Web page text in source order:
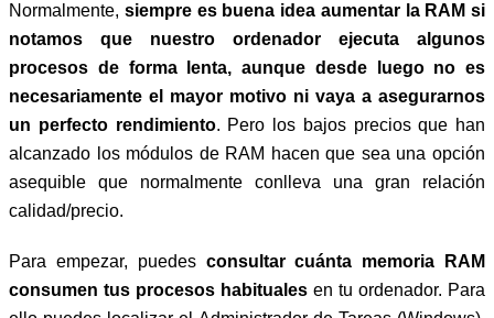
Normalmente, siempre es buena idea aumentar la RAM si
notamos que nuestro ordenador ejecuta algunos
procesos de forma lenta, aunque desde luego no es
necesariamente el mayor motivo ni vaya a asegurarnos
un perfecto rendimiento. Pero los bajos precios que han
alcanzado los módulos de RAM hacen que sea una opción
asequible que normalmente conlleva una gran relación
calidad/precio.
Para empezar, puedes consultar cuánta memoria RAM
consumen tus procesos habituales en tu ordenador. Para